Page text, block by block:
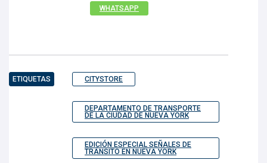
WHATSAPP
ETIQUETAS CITYSTORE
DEPARTAMENTO DE TRANSPORTE
DE LA CIUDAD DE NUEVA YORK
EDICIÓN ESPECIAL SEÑALES DE
TRÁNSITO EN NUEVA YORK